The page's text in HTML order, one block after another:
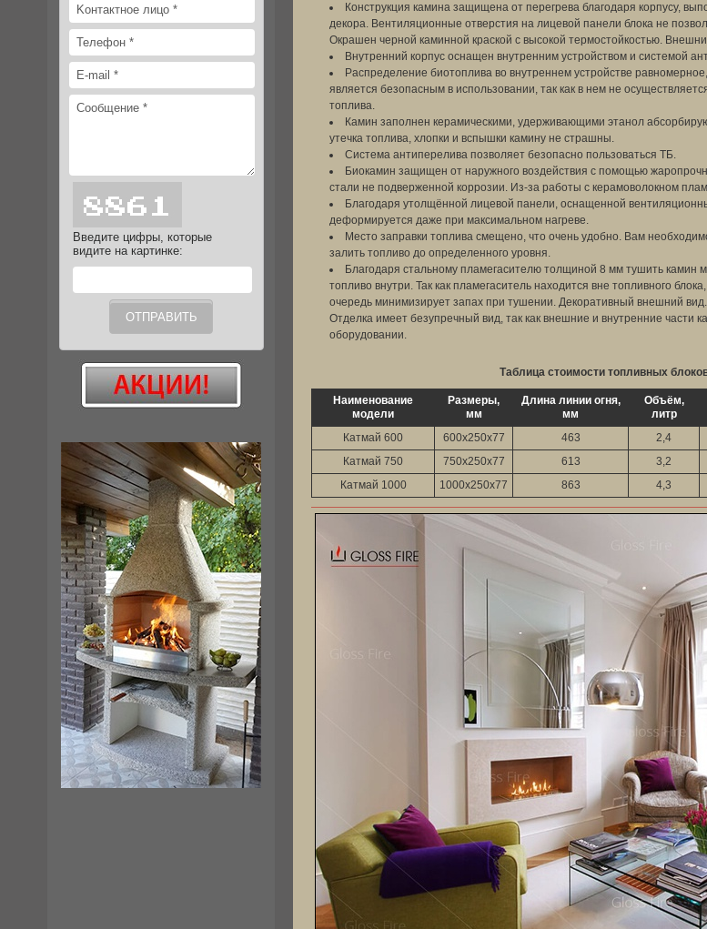
Введите цифры, которые
видите на картинке:
Конструкция камина защищена от перегрева благодаря корпусу,
декора. Вентиляционные отверстия на лицевой панели блока не
Окрашен черной каминной краской с высокой термостойкостью.
Внутренний корпус оснащен внутренним устройством и системой
Распределение биотоплива во внутреннем устройстве
является безопасным в использовании, так как в нем не
топлива.
Камин заполнен керамическими, удерживающими этанол
утечка топлива, хлопки и вспышки камину не страшны.
Система антиперелива позволяет безопасно пользоваться ТБ.
Биокамин защищен от наружного воздействия с помощью
стали не подверженной коррозии. Из-за работы с керамоволокном
Благодаря утолщённой лицевой панели, оснащенной
деформируется даже при максимальном нагреве.
Место заправки топлива смещено, что очень удобно. Вам
залить топливо до определенного уровня.
Благодаря стальному пламегасителю толщиной 8 мм тушить камин
топливо внутри. Так как пламегаситель находится вне топливного
очередь минимизирует запах при тушении. Декоративный внешний вид.
Отделка имеет безупречный вид, так как внешние и внутренние
оборудовании.
Таблица стоимости топливных
Наименование
модели
Размеры,
мм
Длина линии огня,
мм
Объём,
литр
Катмай 600
600х250х77 463 2,4
Катмай 750
750х250х77 613 3,2
Катмай 1000
1000х250х77 863 4,3